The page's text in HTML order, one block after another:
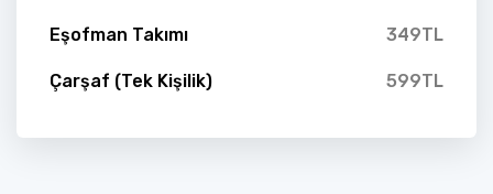
Eşofman Takımı 349TL
Çarşaf (Tek Kişilik) 599TL